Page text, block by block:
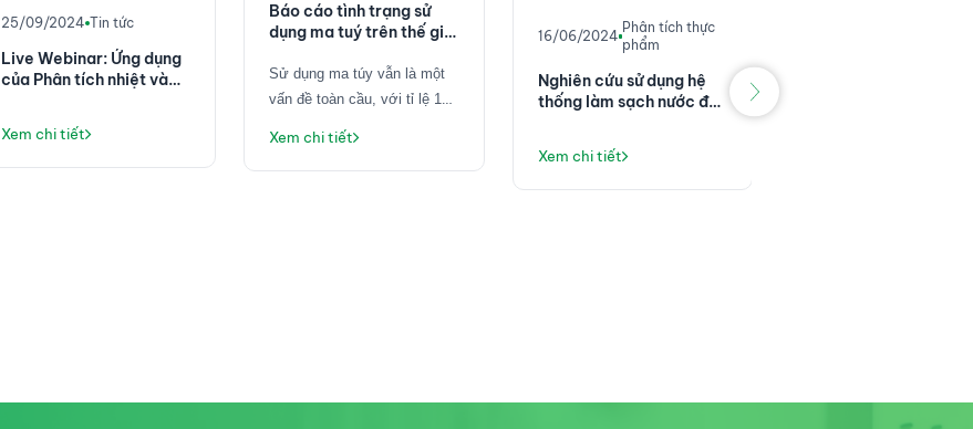
25/09/2024 Tin tức
Live Webinar: Ứng dụng
của Phân tích nhiệt và
nghiệp điện tử
Xem chi tiết
Báo cáo tình trạng sử
dụng ma tuý trên thế giới
Report 2023
Sử dụng ma túy vẫn là một
vấn đề toàn cầu, với tỉ lệ 1
trong năm 2021(~296 triệu
được sử dụng rộng rãi, với
Xem chi tiết
16/06/2024
Phân tích thực
phẩm
Nghiên cứu sử dụng hệ
thống làm sạch nước để
kiểm tra cho môi trường
nuôi cấy vi khuẩn theo
EN ISO 11133
Xem chi tiết